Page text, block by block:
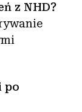
z NHD?
po